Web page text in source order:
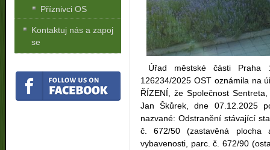
Úřad městské části Praha
126234/2025 OST oznámila na
ŘÍZENÍ, že Společnost
Jan Škůrek, dne 07.12.2025
nazvané: Odstranění stávající
č. 672/50 (zastavěná
vybavenosti, parc. č. 672/90
Příznivci OS
Kontaktuj nás a zapoj
se